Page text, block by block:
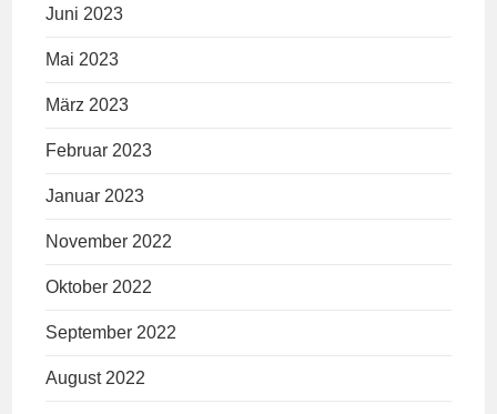
Juni 2023
Mai 2023
März 2023
Februar 2023
Januar 2023
November 2022
Oktober 2022
September 2022
August 2022